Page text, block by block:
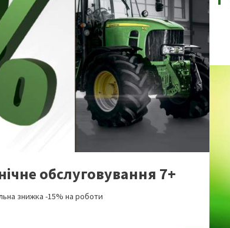
обслуговування 7+
знижка -15% на роботи